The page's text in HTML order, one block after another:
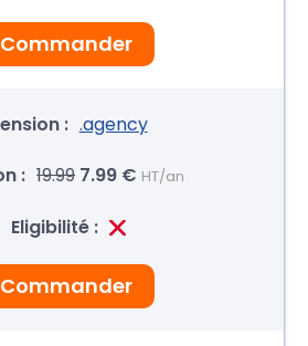
Commander
.agency
19.99 7.99 € HT/an
Commander